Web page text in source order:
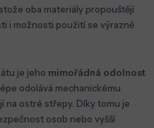
oba materiály propouštějí
i možnosti použití se výrazně
je jeho mimořádná odolnost
odolává mechanickému
na ostré střepy. Díky tomu je
osob nebo vyšší